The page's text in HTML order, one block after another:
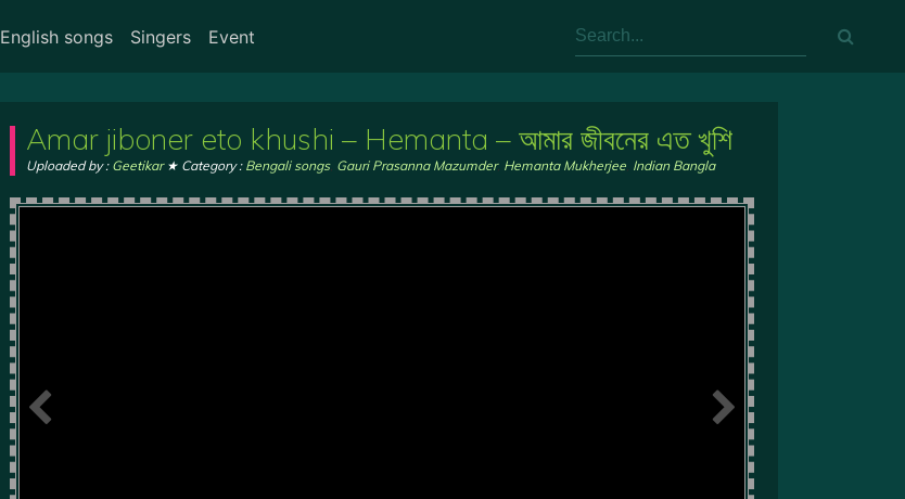
English songs Singers Event
Amar jiboner eto khushi – Hemanta – আমার জীবনের এত খুশি
Uploaded by : Geetikar ★ Category : Bengali songs, Gauri Prasanna Mazumder, Hemanta Mukherjee, Indian Bangla